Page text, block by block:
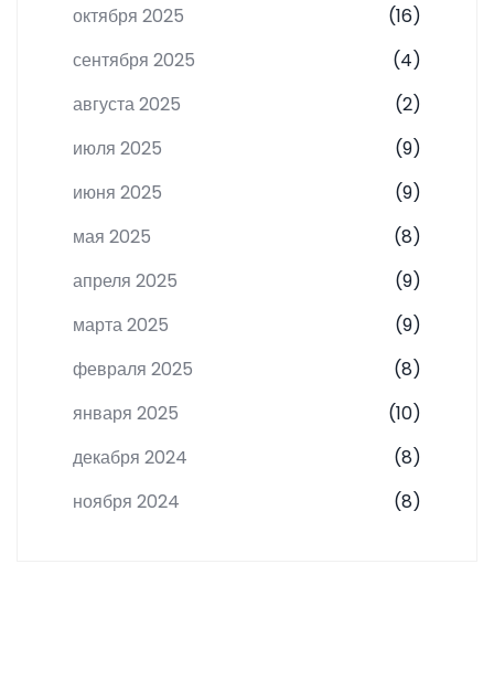
октября 2025
(16)
сентября 2025
(4)
августа 2025
(2)
июля 2025
(9)
июня 2025
(9)
мая 2025
(8)
апреля 2025
(9)
марта 2025
(9)
февраля 2025
(8)
января 2025
(10)
декабря 2024
(8)
ноября 2024
(8)